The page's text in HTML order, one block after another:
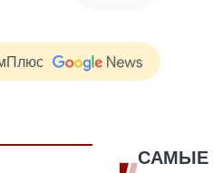
САМЫЕ